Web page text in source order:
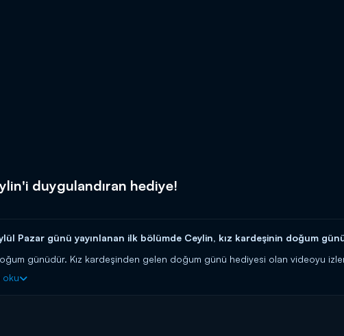
duygulandıran hediye!
Pazar günü yayınlanan ilk bölümde Ceylin, kız kardeşinin doğum
günüdür. Kız kardeşinden gelen doğum günü hediyesi olan videoyu
Bu anlamlı hediye karşısında Ceylin mutluluktan ağlar.
oku